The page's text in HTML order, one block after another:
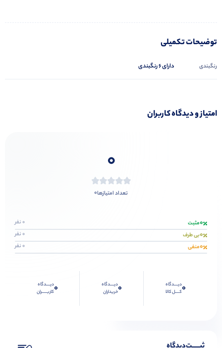
توضیحات تکمیلی
رنگبندی دارای 6 رنگبندی
امتیاز و دیدگاه کاربران
0
تعداد امتیازها0
0مثبت 0 نفر
0بی طرف 0 نفر
0منفی 0 نفر
0دیــــدگاه
کــــل کالا
0دیــــدگاه
خریداران
0دیــــدگاه
کاربـــــران